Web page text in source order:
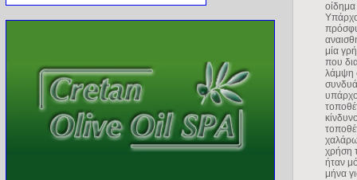
μία
που
λάμψη
χρήση
ήταν
μήνα